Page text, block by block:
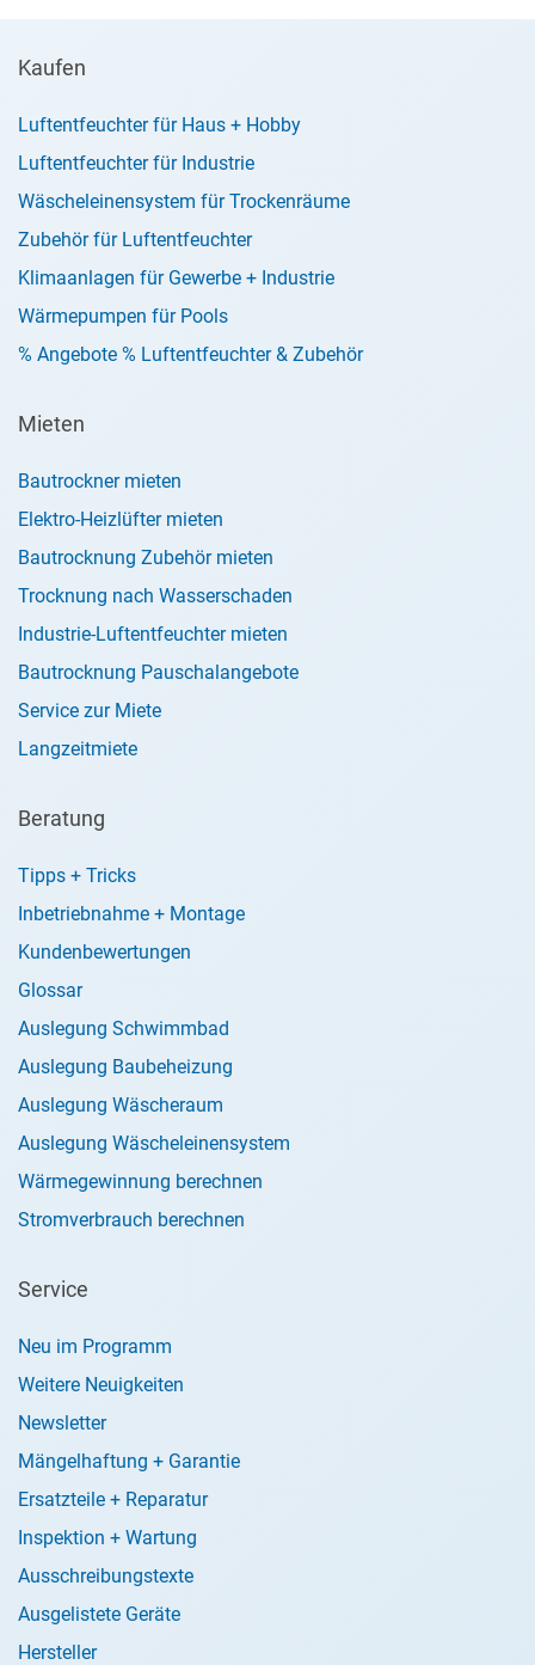
Kaufen
Luftentfeuchter für Haus + Hobby
Luftentfeuchter für Industrie
Wäscheleinensystem für Trockenräume
Zubehör für Luftentfeuchter
Klimaanlagen für Gewerbe + Industrie
Wärmepumpen für Pools
% Angebote % Luftentfeuchter & Zubehör
Mieten
Bautrockner mieten
Elektro-Heizlüfter mieten
Bautrocknung Zubehör mieten
Trocknung nach Wasserschaden
Industrie-Luftentfeuchter mieten
Bautrocknung Pauschalangebote
Service zur Miete
Langzeitmiete
Beratung
Tipps + Tricks
Inbetriebnahme + Montage
Kundenbewertungen
Glossar
Auslegung Schwimmbad
Auslegung Baubeheizung
Auslegung Wäscheraum
Auslegung Wäscheleinensystem
Wärmegewinnung berechnen
Stromverbrauch berechnen
Service
Neu im Programm
Weitere Neuigkeiten
Newsletter
Mängelhaftung + Garantie
Ersatzteile + Reparatur
Inspektion + Wartung
Ausschreibungstexte
Ausgelistete Geräte
Hersteller